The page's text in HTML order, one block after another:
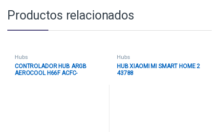
Productos relacionados
Hubs
CONTROLADOR HUB ARGB
AEROCOOL H66F ACFC-
Hubs
HUB XIAOMI MI SMART HOME 2
43788